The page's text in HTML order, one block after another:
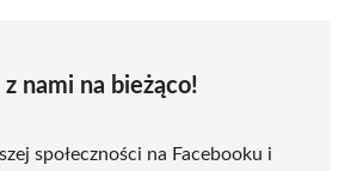
z nami na bieżąco!
społeczności na Facebooku i